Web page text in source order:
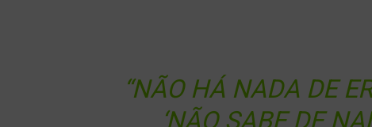
“NÃO HÁ NADA DE
‘NÃO SABE DE